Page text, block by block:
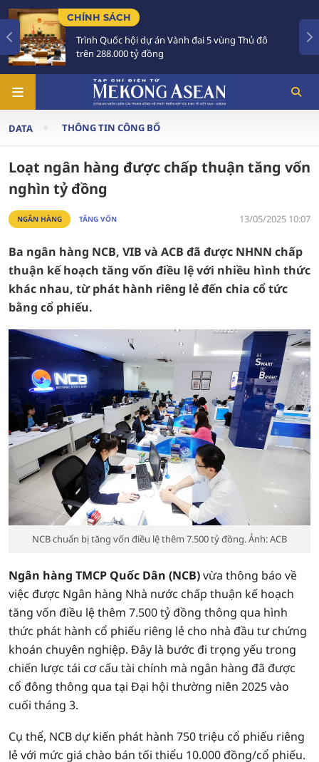
CHÍNH SÁCH
Trình Quốc hội dự án Vành đai 5 vùng Thủ đô
trên 288.000 tỷ đồng
DATA THÔNG TIN CÔNG BỐ
Loạt ngân hàng được chấp thuận tăng vốn
nghìn tỷ đồng
NGÂN HÀNG TĂNG VỐN 13/05/2025 10:07
Ba ngân hàng NCB, VIB và ACB đã được NHNN chấp
thuận kế hoạch tăng vốn điều lệ với nhiều hình thức
khác nhau, từ phát hành riêng lẻ đến chia cổ tức
bằng cổ phiếu.
NCB chuẩn bị tăng vốn điều lệ thêm 7.500 tỷ đồng. Ảnh: ACB
Ngân hàng TMCP Quốc Dân (NCB)vừa thông báo về
việc được Ngân hàng Nhà nước chấp thuận kế hoạch
tăng vốn điều lệ thêm 7.500 tỷ đồng thông qua hình
thức phát hành cổ phiếu riêng lẻ cho nhà đầu tư chứng
khoán chuyên nghiệp. Đây là bước đi trọng yếu trong
chiến lược tái cơ cấu tài chính mà ngân hàng đã được
cổ đông thông qua tại Đại hội thường niên 2025 vào
cuối tháng 3.
Cụ thể, NCB dự kiến phát hành 750 triệu cổ phiếu riêng
lẻ với mức giá chào bán tối thiểu 10.000 đồng/cổ phiếu.